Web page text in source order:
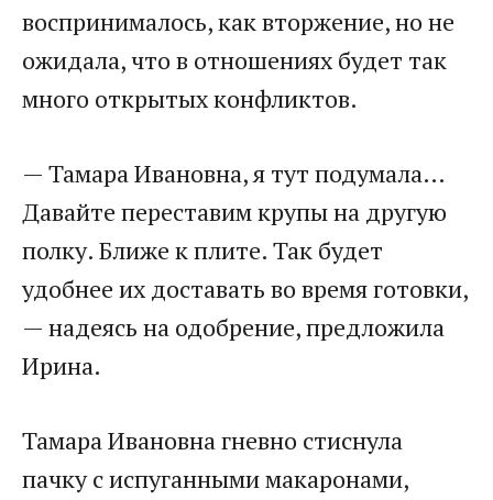
воспринималось, как вторжение, но не
ожидала, что в отношениях будет так
много открытых конфликтов.​
​— Тамара Ивановна, я тут подумала…
Давайте переставим крупы на другую
полку. Ближе к плите. Так будет
удобнее их доставать во время готовки,
— надеясь на одобрение, предложила
Ирина.​
​Тамара Ивановна гневно стиснула
пачку с испуганными макаронами,